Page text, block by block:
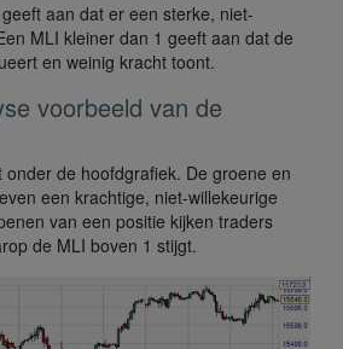
aan dat er een sterke, niet-
MLI kleiner dan 1 geeft aan dat de
en weinig kracht toont.
voorbeeld van de
onder de hoofdgrafiek. De groene en
een krachtige, niet-willekeurige
van een positie kijken traders
de MLI boven 1 stijgt.